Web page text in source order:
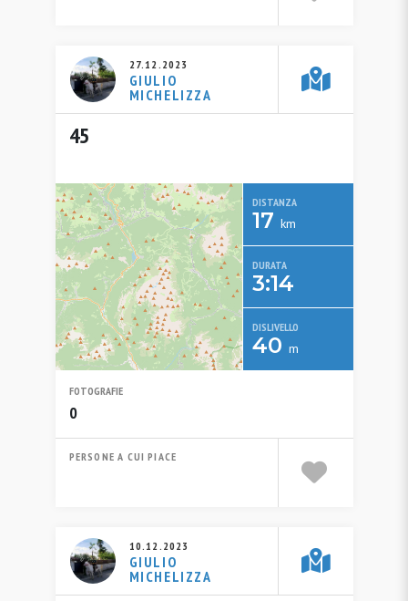
27.12.2023
GIULIO
MICHELIZZA
45
DISTANZA
17 km
DURATA
3:14
DISLIVELLO
40 m
FOTOGRAFIE
0
PERSONE A CUI PIACE
10.12.2023
GIULIO
MICHELIZZA